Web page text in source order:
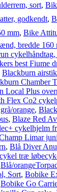
sort,
godkendt,
mm, Bike
bredde 160
best Fiume
Blackburn
Chamber
Local Plus
Flex Co2
orange,
, Blaze Red
cykelhjelm
Limar
, Blå Diver
træ
Blå/
Sort, Bobike
Bobike Go